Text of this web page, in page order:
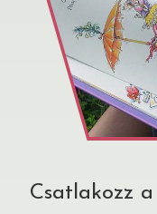
Csatlakozz